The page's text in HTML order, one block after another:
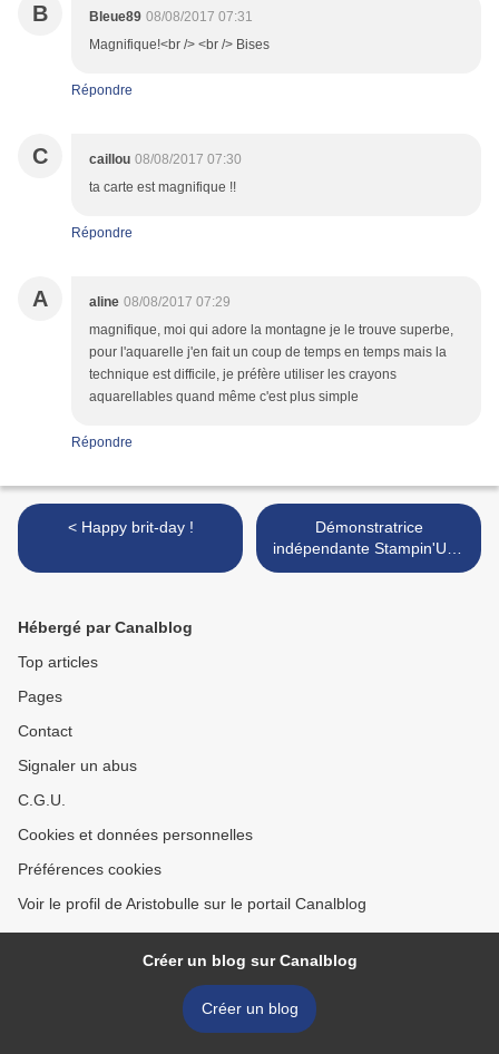
B Bleue89 08/08/2017 07:31
Magnifique!<br /> <br /> Bises
Répondre
C caillou 08/08/2017 07:30
ta carte est magnifique !!
Répondre
A aline 08/08/2017 07:29
magnifique, moi qui adore la montagne je le trouve superbe,
pour l'aquarelle j'en fait un coup de temps en temps mais la
technique est difficile, je préfère utiliser les crayons
aquarellables quand même c'est plus simple
Répondre
< Happy brit-day !
Démonstratrice
indépendante Stampin'Up !
>
Hébergé par Canalblog
Top articles
Pages
Contact
Signaler un abus
C.G.U.
Cookies et données personnelles
Préférences cookies
Voir le profil de Aristobulle sur le portail Canalblog
Créer un blog sur Canalblog
Créer un blog